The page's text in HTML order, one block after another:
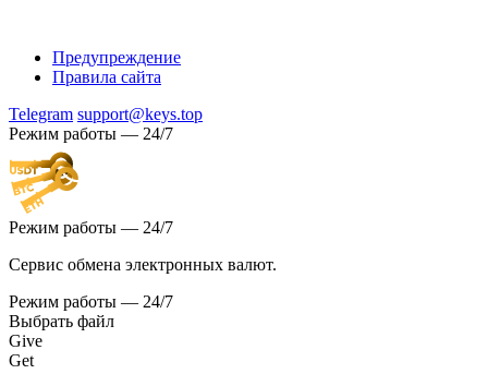
Предупреждение
Правила сайта
Telegram support@keys.top
Режим работы — 24/7
Режим работы — 24/7
Сервис обмена электронных валют.
Режим работы — 24/7
Выбрать файл
Give
Get